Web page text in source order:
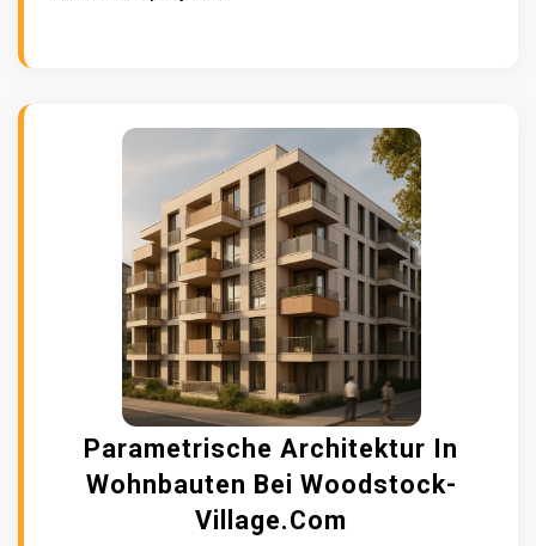
Parametrische Architektur In
Wohnbauten Bei Woodstock-
Village.com